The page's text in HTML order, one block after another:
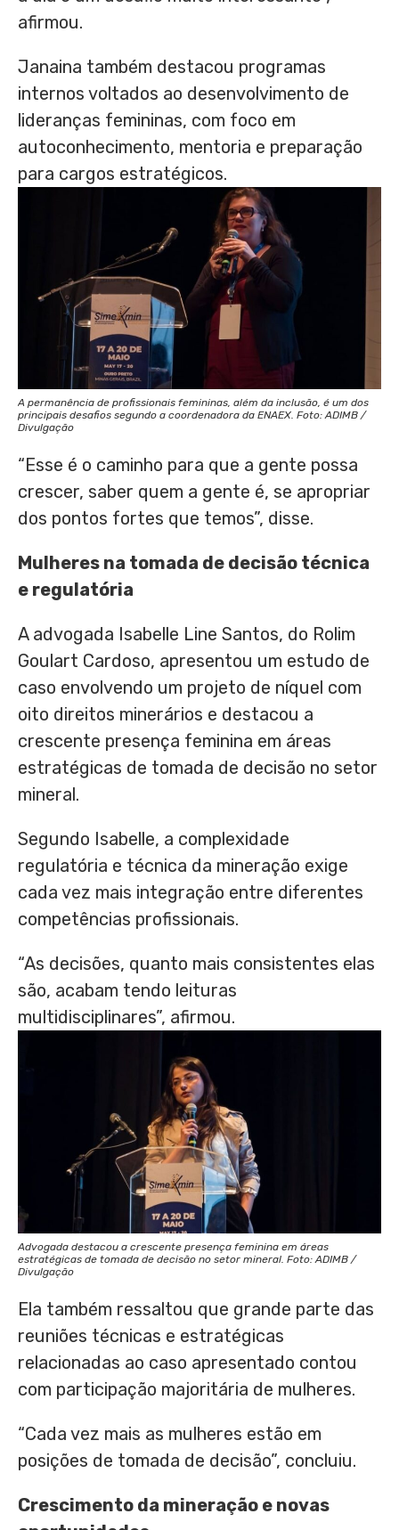
afirmou.
Janaina também destacou programas
internos voltados ao desenvolvimento de
lideranças femininas, com foco em
autoconhecimento, mentoria e preparação
para cargos estratégicos.
A permanência de profissionais femininas, além da inclusão, é um dos
principais desafios segundo a coordenadora da ENAEX. Foto: ADIMB /
Divulgação
“Esse é o caminho para que a gente possa
crescer, saber quem a gente é, se apropriar
dos pontos fortes que temos”, disse.
Mulheres na tomada de decisão técnica
e regulatória
A advogada Isabelle Line Santos, do Rolim
Goulart Cardoso, apresentou um estudo de
caso envolvendo um projeto de níquel com
oito direitos minerários e destacou a
crescente presença feminina em áreas
estratégicas de tomada de decisão no setor
mineral.
Segundo Isabelle, a complexidade
regulatória e técnica da mineração exige
cada vez mais integração entre diferentes
competências profissionais.
“As decisões, quanto mais consistentes elas
são, acabam tendo leituras
multidisciplinares”, afirmou.
Advogada destacou a crescente presença feminina em áreas
estratégicas de tomada de decisão no setor mineral. Foto: ADIMB /
Divulgação
Ela também ressaltou que grande parte das
reuniões técnicas e estratégicas
relacionadas ao caso apresentado contou
com participação majoritária de mulheres.
“Cada vez mais as mulheres estão em
posições de tomada de decisão”, concluiu.
Crescimento da mineração e novas